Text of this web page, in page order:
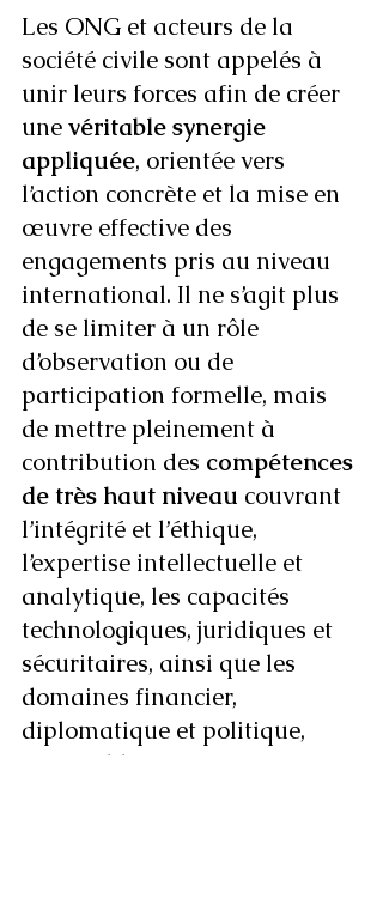
Les ONG et acteurs de la
société civile sont appelés à
unir leurs forces afin de créer
une véritable synergie
appliquée, orientée vers
l’action concrète et la mise en
œuvre effective des
engagements pris au niveau
international. Il ne s’agit plus
de se limiter à un rôle
d’observation ou de
participation formelle, mais
de mettre pleinement à
contribution des compétences
de très haut niveau couvrant
l’intégrité et l’éthique,
l’expertise intellectuelle et
analytique, les capacités
technologiques, juridiques et
sécuritaires, ainsi que les
domaines financier,
diplomatique et politique,
sans oublier une expérience